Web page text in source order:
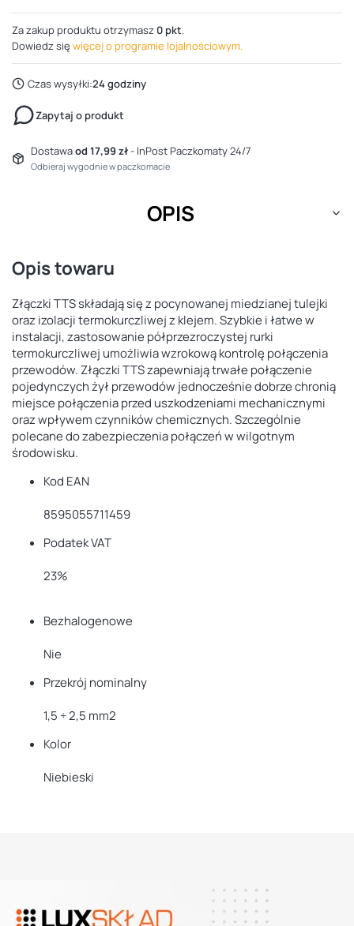
Za zakup produktu otrzymasz 0 pkt.
Dowiedz się więcej o programie lojalnościowym.
Czas wysyłki:24 godziny
Zapytaj o produkt
Dostawaod 17,99 zł- InPost Paczkomaty 24/7
Odbieraj wygodnie w paczkomacie
OPIS
Opis towaru
Złączki TTS składają się z pocynowanej miedzianej tulejki
oraz izolacji termokurczliwej z klejem. Szybkie i łatwe w
instalacji, zastosowanie półprzezroczystej rurki
termokurczliwej umożliwia wzrokową kontrolę połączenia
przewodów. Złączki TTS zapewniają trwałe połączenie
pojedynczych żył przewodów jednocześnie dobrze chronią
miejsce połączenia przed uszkodzeniami mechanicznymi
oraz wpływem czynników chemicznych. Szczególnie
polecane do zabezpieczenia połączeń w wilgotnym
środowisku.
Kod EAN
8595055711459
Podatek VAT
23%
Bezhalogenowe
Nie
Przekrój nominalny
1,5 ÷ 2,5 mm2
Kolor
Niebieski